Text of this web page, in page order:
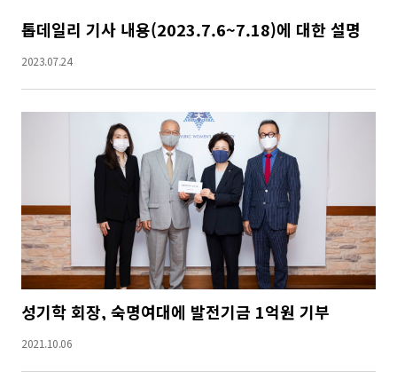
톱데일리 기사 내용(2023.7.6~7.18)에 대한 설명
2023.07.24
성기학 회장, 숙명여대에 발전기금 1억원 기부
2021.10.06